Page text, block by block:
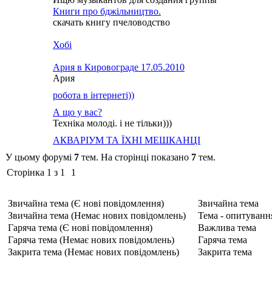
Книги про бджільництво.
скачать книгу пчеловодство
Хобі
Ария в Кировограде 17.05.2010
Ария
робота в інтернеті))
А що у вас?
Техніка молоді. і не тільки)))
АКВАРІУМ ТА ЇХНІ МЕШКАНЦІ
У цьому форумі 7 тем. На сторінці показано 7 тем.
Сторінка 1 з 1 1
Звичайна тема (Є нові повідомлення)
Звичайна тема
Звичайна тема (Немає нових повідомлень)
Тема -
Гаряча тема (Є нові повідомлення)
Важлива тема
Гаряча тема (Немає нових повідомлень)
Гаряча тема
Закрита тема (Немає нових повідомлень)
Закрита тема